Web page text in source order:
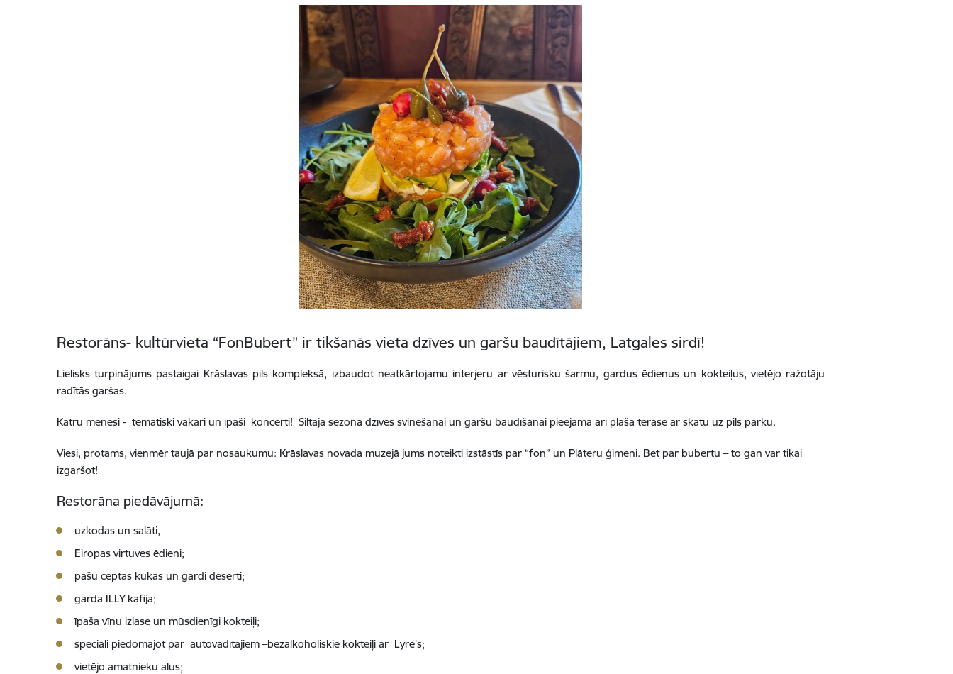
Restorāns- kultūrvieta “FonBubert” ir tikšanās vieta dzīves un garšu baudītājiem, Latgales sirdī!
Lielisks turpinājums pastaigai Krāslavas pils kompleksā, izbaudot neatkārtojamu interjeru ar vēsturisku šarmu, gardus ēdienus un kokteiļus, vietējo ražotāju
radītās garšas.
Katru mēnesi - tematiski vakari un īpaši koncerti! Siltajā sezonā dzīves svinēšanai un garšu baudīšanai pieejama arī plaša terase ar skatu uz pils parku.
Viesi, protams, vienmēr taujā par nosaukumu: Krāslavas novada muzejā jums noteikti izstāstīs par “fon” un Plāteru ģimeni. Bet par bubertu – to gan var tikai
izgaršot!
Restorāna piedāvājumā:
uzkodas un salāti,
Eiropas virtuves ēdieni;
pašu ceptas kūkas un gardi deserti;
garda ILLY kafija;
īpaša vīnu izlase un mūsdienīgi kokteiļi;
speciāli piedomājot par autovadītājiem –bezalkoholiskie kokteiļi ar Lyre’s;
vietējo amatnieku alus;